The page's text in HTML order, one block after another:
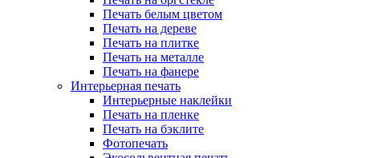
Печать белым цветом
Печать на дереве
Печать на плитке
Печать на металле
Печать на фанере
Интерьерная печать
Интерьерные наклейки
Печать на пленке
Печать на бэклите
Фотопечать